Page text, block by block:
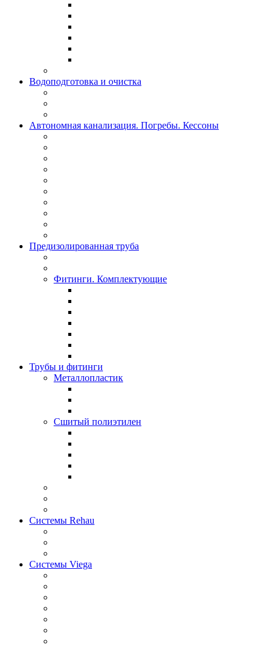
Водоподготовка и очистка
Автономная канализация. Погребы. Кессоны
Предизолированная труба
Фитинги. Комплектующие
Трубы и фитинги
Металлопластик
Сшитый полиэтилен
Системы Rehau
Системы Viega